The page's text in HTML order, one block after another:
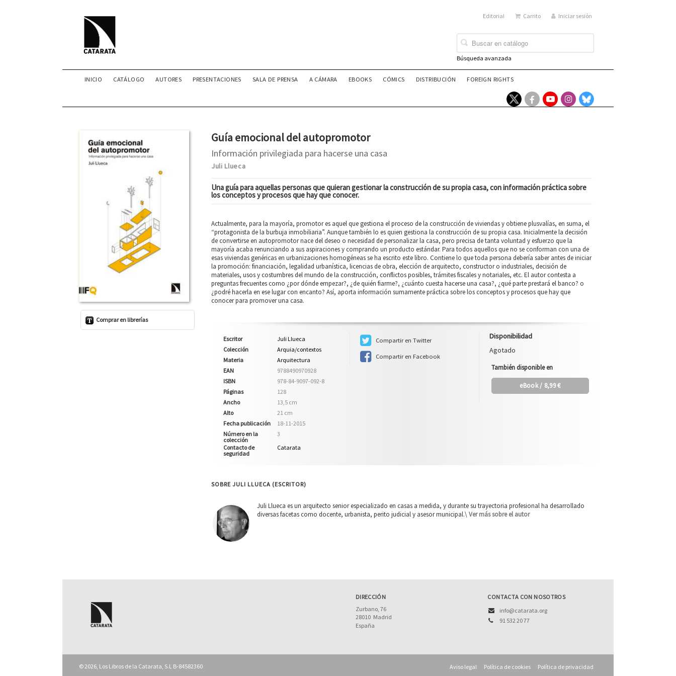
Editorial Carrito Iniciar sesión
Búsqueda avanzada
INICIO CATÁLOGO AUTORES PRESENTACIONES SALA DE PRENSA A CÁMARA EBOOKS CÓMICS DISTRIBUCIÓN FOREIGN RIGHTS
Comprar en librerías
Guía emocional del autopromotor
Información privilegiada para hacerse una casa
Juli Llueca
Una guía para aquellas personas que quieran gestionar la construcción de su propia casa, con información práctica sobre
los conceptos y procesos que hay que conocer.
Actualmente, para la mayoría, promotor es aquel que gestiona el proceso de la construcción de viviendas y obtiene plusvalías, en suma, el
“protagonista de la burbuja inmobiliaria”. Aunque también lo es quien gestiona la construcción de su propia casa. Inicialmente la decisión
de convertirse en autopromotor nace del deseo o necesidad de personalizar la casa, pero precisa de tanta voluntad y esfuerzo que la
mayoría acaba renunciando a sus aspiraciones y comprando un producto estándar. Para todos aquellos que no se conforman con una de
esas viviendas genéricas en urbanizaciones homogéneas se ha escrito este libro. Contiene lo que toda persona debería saber antes de iniciar
la promoción: financiación, legalidad urbanística, licencias de obra, elección de arquitecto, constructor o industriales, decisión de
materiales, usos y costumbres del mundo de la construcción, conflictos posibles, trámites fiscales y notariales, etc. El autor contesta a
preguntas frecuentes como ¿por dónde empezar?, ¿de quién fiarme?, ¿cuánto cuesta hacerse una casa?, ¿qué parte prestará el banco? o
¿podré hacerla en ese lugar con encanto? Así, aporta información sumamente práctica sobre los conceptos y procesos que hay que
conocer para promover una casa.
Escritor
Juli Llueca
Colección
Arquia/contextos
Materia
Arquitectura
EAN
9788490970928
ISBN
978-84-9097-092-8
Páginas
128
Ancho
13,5 cm
Alto
21 cm
Fecha publicación
18-11-2015
Número en la
colección
3
Contacto de
seguridad
Catarata
Compartir en Twitter
Compartir en Facebook
Disponibilidad
Agotado
También disponible en
eBook/ 8,99 €
SOBRE JULI LLUECA (ESCRITOR)
Juli Llueca es un arquitecto senior especializado en casas a medida, y durante su trayectoria profesional ha desarrollado
diversas facetas como docente, urbanista, perito judicial y asesor municipal.\ Ver más sobre el autor
DIRECCIÓN
Zurbano, 76
28010 Madrid
España
CONTACTA CON NOSOTROS
info@catarata.org
91 532 20 77
© 2026, Los Libros de la Catarata, S.L B-84582360 Aviso legal Política de cookies Política de privacidad